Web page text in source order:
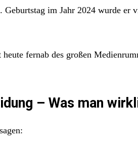
im Jahr 2024 wurde er
fernab des großen
– Was man